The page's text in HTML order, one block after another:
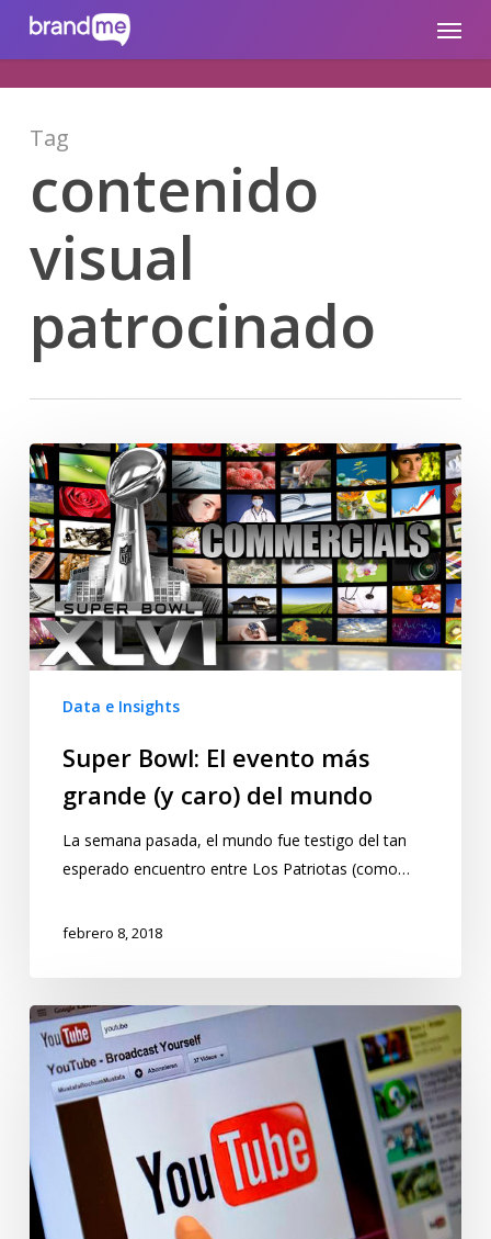
brandme.la Menu
Tag
contenido
visual
patrocinado
Data e Insights
Super Bowl: El evento más
grande (y caro) del mundo
La semana pasada, el mundo fue testigo del tan
esperado encuentro entre Los Patriotas (como…
febrero 8, 2018